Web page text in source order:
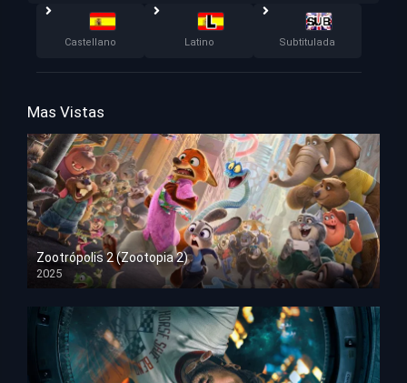
Castellano Latino Subtitulada
Mas Vistas
Zootrópolis 2 (Zootopia 2)
2025
HD 1080p